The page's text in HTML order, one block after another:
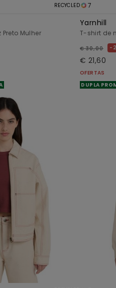
RECYCLED
Mulher
7
Yarnhill
T-shirt de
€ 30,00
€ 21,60
OFERTAS
DUPLA